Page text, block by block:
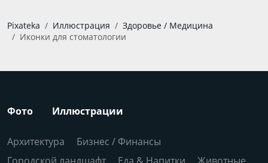
Pixateka Иллюстрация
Здоровье / Медицина
Иконки для стоматологии
Фото Иллюстрации
Архитектура
Бизнес / Финансы